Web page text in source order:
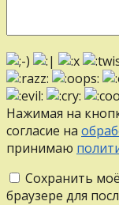
Нажимая на
согласие на
принимаю
Сохранить
браузере для